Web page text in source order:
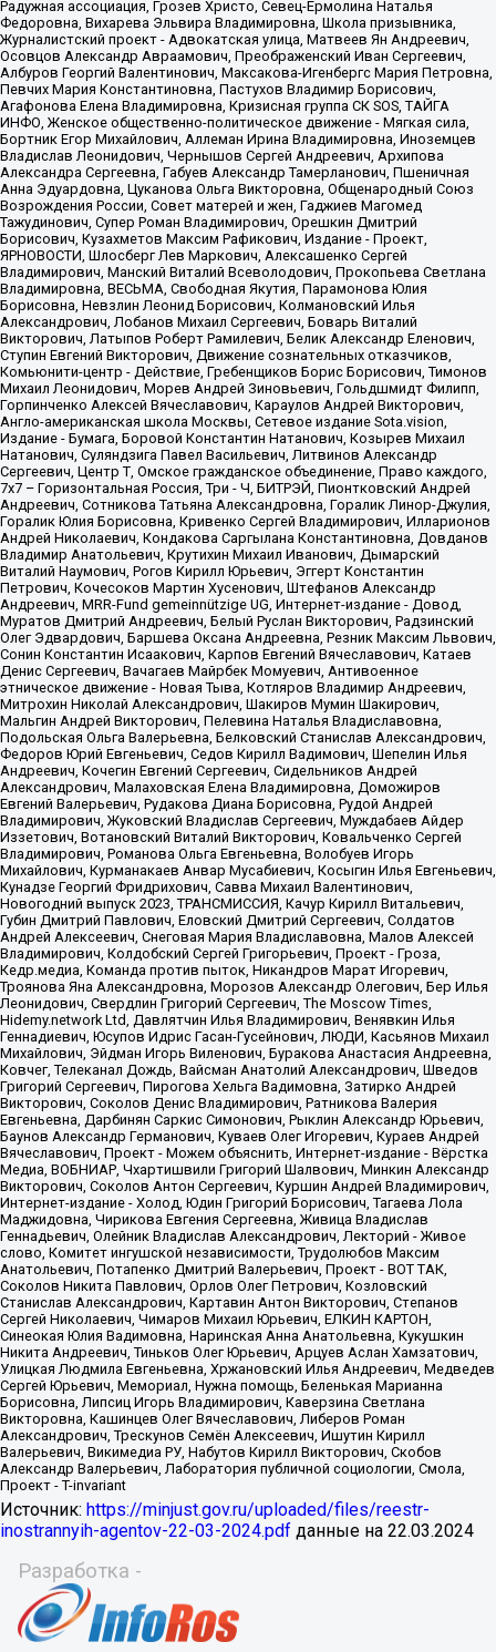
Источник: https://minjust.gov.ru/uploaded/files/reestr-
inostrannyih-agentov-22-03-2024.pdf данные на 22.03.2024
Разработка -